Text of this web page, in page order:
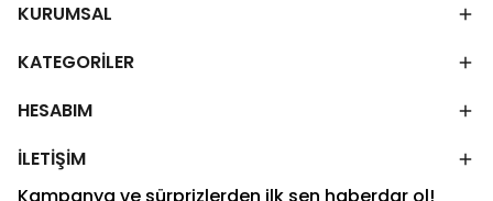
KURUMSAL
KATEGORİLER
HESABIM
İLETİŞİM